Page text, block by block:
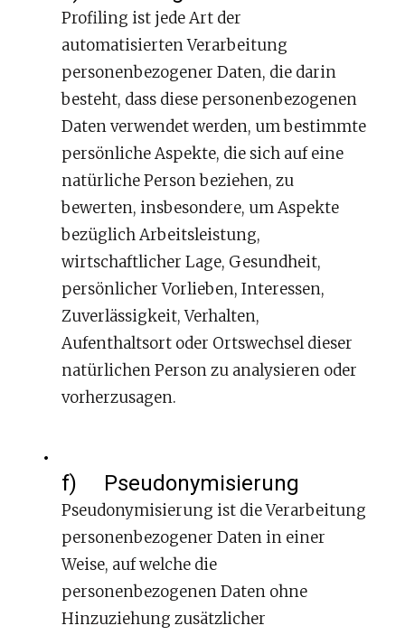
Profiling ist jede Art der
automatisierten Verarbeitung
personenbezogener Daten, die darin
besteht, dass diese personenbezogenen
Daten verwendet werden, um bestimmte
persönliche Aspekte, die sich auf eine
natürliche Person beziehen, zu
bewerten, insbesondere, um Aspekte
bezüglich Arbeitsleistung,
wirtschaftlicher Lage, Gesundheit,
persönlicher Vorlieben, Interessen,
Zuverlässigkeit, Verhalten,
Aufenthaltsort oder Ortswechsel dieser
natürlichen Person zu analysieren oder
vorherzusagen.
f) Pseudonymisierung
Pseudonymisierung ist die Verarbeitung
personenbezogener Daten in einer
Weise, auf welche die
personenbezogenen Daten ohne
Hinzuziehung zusätzlicher